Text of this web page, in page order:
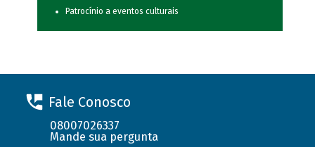
Patrocínio a eventos culturais
Fale Conosco
08007026337
Mande sua pergunta